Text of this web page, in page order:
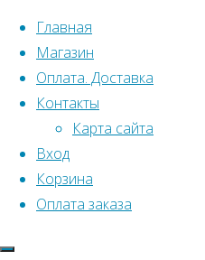
Перейти к содержимому
Главная
Магазин
Оплата. Доставка
Контакты
Карта сайта
Вход
Корзина
Оплата заказа
Что искать: